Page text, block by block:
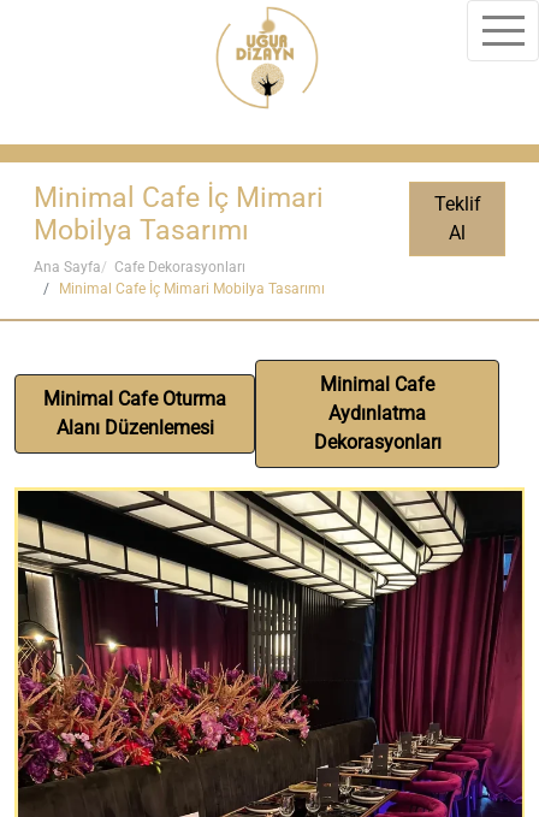
Minimal Cafe İç Mimari
Mobilya Tasarımı
Teklif
Al
Ana Sayfa
Cafe Dekorasyonları
Minimal Cafe İç Mimari Mobilya Tasarımı
Minimal Cafe Oturma
Alanı Düzenlemesi
Minimal Cafe
Aydınlatma
Dekorasyonları